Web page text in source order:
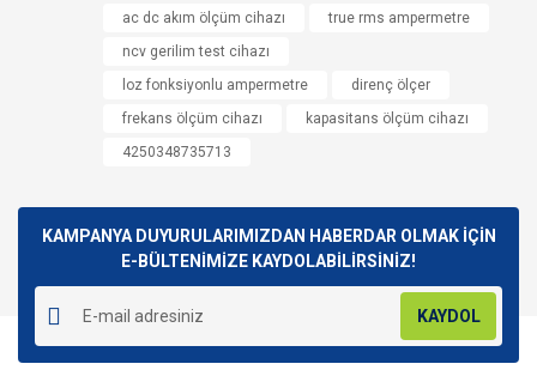
kullanarak tarafımıza iletebilirsiniz.
Görüş ve önerileriniz için teşekkür ederiz.
Ürün resmi kalitesiz, bozuk veya görüntülenemiyor.
Ürün açıklamasında eksik bilgiler bulunuyor.
Ürün bilgilerinde hatalar bulunuyor.
Bu ürüne benzer farklı alternatifler olmalı.
ac dc akım ölçüm cihazı
true rms ampermetre
ncv gerilim test cihazı
loz fonksiyonlu ampermetre
direnç ölçer
frekans ölçüm cihazı
kapasitans ölçüm cihazı
4250348735713
KAMPANYA DUYURULARIMIZDAN HABERDAR OLMAK İÇİN
E-BÜLTENİMİZE KAYDOLABİLİRSİNİZ!
KAYDOL